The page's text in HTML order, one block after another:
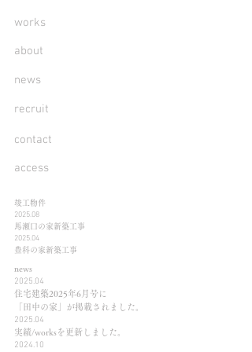
works
about
news
recruit
contact
access
竣工物件
2025.08
馬瀬口の家新築工事
2025.04
豊科の家新築工事
news
2025.04
住宅建築2025年6月号に
「田中の家」が掲載されました。
2025.04
実績/worksを更新しました。
2024.10